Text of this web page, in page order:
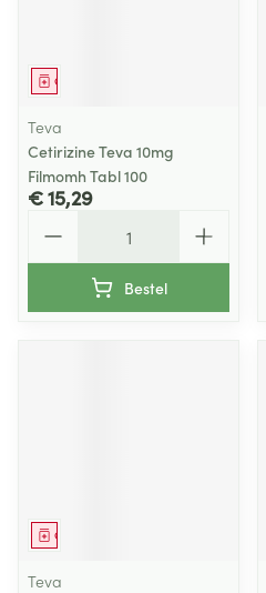
Geneesmiddel
Teva
Cetirizine Teva 10mg
Filmomh Tabl 100
€ 15,29
Bestel
Geneesmiddel
Teva